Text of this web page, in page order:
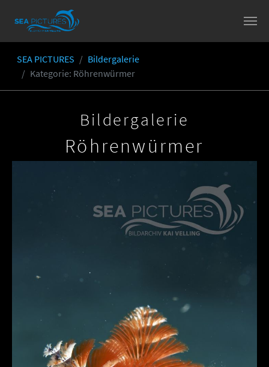
Skip to main content
You are here:
SEA PICTURES
Bildergalerie
Kategorie: Röhrenwürmer
Bildergalerie
Röhrenwürmer